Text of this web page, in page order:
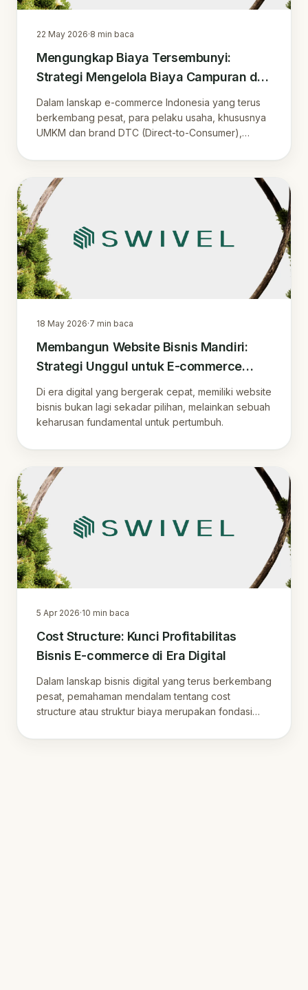
22 May 2026·8 min baca
Mengungkap Biaya Tersembunyi:
Strategi Mengelola Biaya Campuran di
E-commerce Indonesia
Dalam lanskap e-commerce Indonesia yang terus
berkembang pesat, para pelaku usaha, khususnya
UMKM dan brand DTC (Direct-to-Consumer),
18 May 2026·7 min baca
Membangun Website Bisnis Mandiri:
Strategi Unggul untuk E-commerce
Berkelanjutan
Di era digital yang bergerak cepat, memiliki website
bisnis bukan lagi sekadar pilihan, melainkan sebuah
keharusan fundamental untuk pertumbuh.
5 Apr 2026·10 min baca
Cost Structure: Kunci Profitabilitas
Bisnis E-commerce di Era Digital
Dalam lanskap bisnis digital yang terus berkembang
pesat, pemahaman mendalam tentang cost
structure atau struktur biaya merupakan fondasi